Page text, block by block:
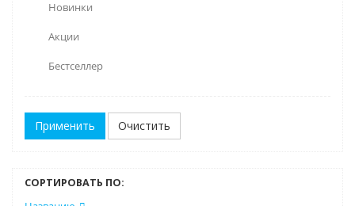
Новинки
Акции
Бестселлер
Очистить
СОРТИРОВАТЬ ПО: